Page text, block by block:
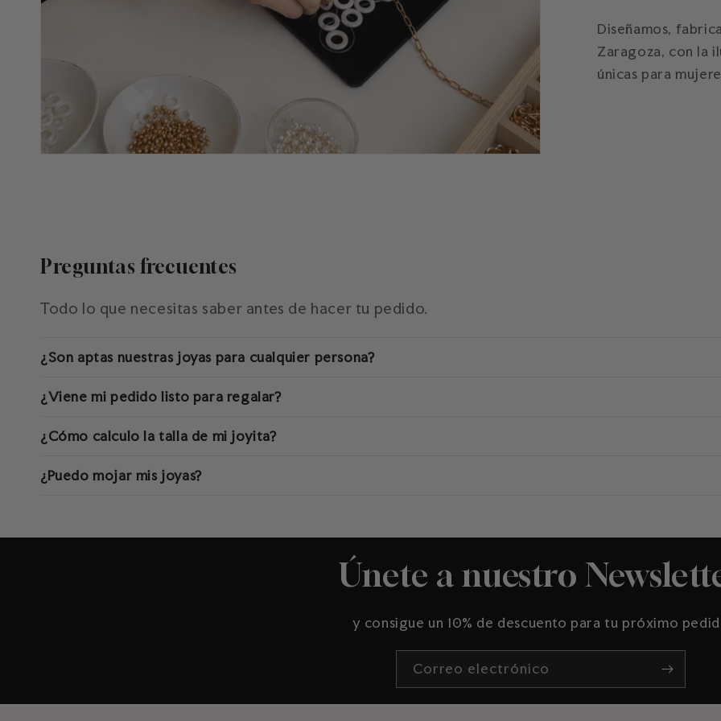
Diseñamos,
Zaragoza, con la
únicas para
Preguntas frecuentes
Todo lo que necesitas saber antes de hacer tu pedido.
¿Son aptas nuestras joyas para cualquier persona?
¿Viene mi pedido listo para regalar?
¿Cómo calculo la talla de mi joyita?
¿Puedo mojar mis joyas?
Únete a nuestro
y consigue un 10% de descuento para tu próximo
Correo electrónico